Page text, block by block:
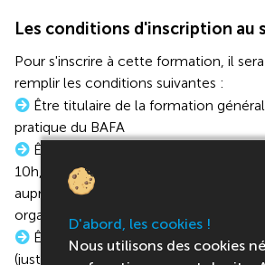
Les conditions d'inscription au
Pour s'inscrire à cette formation, il
remplir les conditions suivantes :
Être titulaire de la formation
pratique du BAFA
Être titulaire du PSC1 (formation de
10h, qui peut se passer en un week-
auprès de la Croix-Rouge, de la FFSS
organismes)
Être bon nageur et en bonne
(justifier notamment d’une capacité à
D'abord, les cookies !
Nous utilisons des cookies